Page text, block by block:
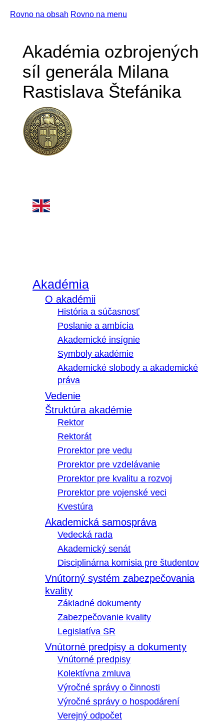
Rovno na obsah Rovno na menu
Akadémia ozbrojených
síl generála Milana
Rastislava Štefánika
Akadémia
O akadémii
História a súčasnosť
Poslanie a ambícia
Akademické insígnie
Symboly akadémie
Akademické slobody a akademické
práva
Vedenie
Štruktúra akadémie
Rektor
Rektorát
Prorektor pre vedu
Prorektor pre vzdelávanie
Prorektor pre kvalitu a rozvoj
Prorektor pre vojenské veci
Kvestúra
Akademická samospráva
Vedecká rada
Akademický senát
Disciplinárna komisia pre študentov
Vnútorný systém zabezpečovania
kvality
Základné dokumenty
Zabezpečovanie kvality
Legislatíva SR
Vnútorné predpisy a dokumenty
Vnútorné predpisy
Kolektívna zmluva
Výročné správy o činnosti
Výročné správy o hospodárení
Verejný odpočet